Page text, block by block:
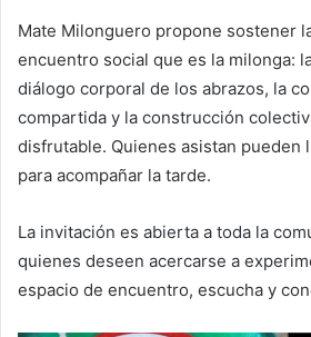
Mate Milonguero propone sostener
encuentro social que es la milonga:
diálogo corporal de los abrazos, la
compartida y la construcción
disfrutable. Quienes asistan pueden
para acompañar la tarde.
La invitación es abierta a toda la
quienes deseen acercarse a
espacio de encuentro, escucha y